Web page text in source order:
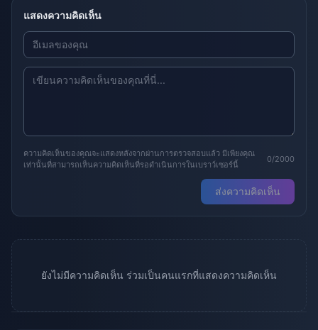
แสดงความคิดเห็น
ความคิดเห็นของคุณจะแสดงหลังจากผ่านการตรวจสอบแล้ว มีเพียงคุณ
เท่านั้นที่สามารถเห็นความคิดเห็นที่รอดำเนินการในเบราว์เซอร์นี้
0/2000
ส่งความคิดเห็น
ยังไม่มีความคิดเห็น ร่วมเป็นคนแรกที่แสดงความคิดเห็น